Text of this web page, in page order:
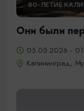
80-ЛЕТИЕ
Они были
05.05.2026 -
Калининград,